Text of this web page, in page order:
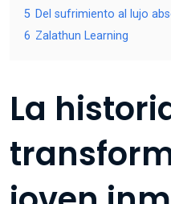
5 Del sufrimiento al lujo
6 Zalathun Learning
La